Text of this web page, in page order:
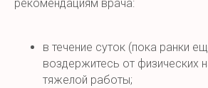
рекомендациям врача:
в течение суток (пока ранки
воздержитесь от физических
тяжелой работы;